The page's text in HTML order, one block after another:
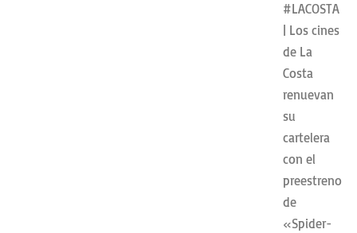
#LACOSTA
| Los cines
de La
Costa
renuevan
su
cartelera
con el
preestreno
de
«Spider-